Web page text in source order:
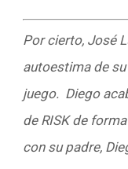
Por cierto, José
autoestima de
juego. Diego
de RISK de
con su padre,